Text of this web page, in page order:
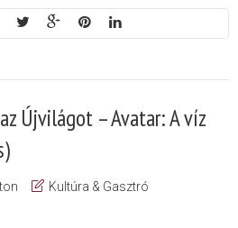
Újvilágot – Avatar: A víz
Kultúra & Gasztró